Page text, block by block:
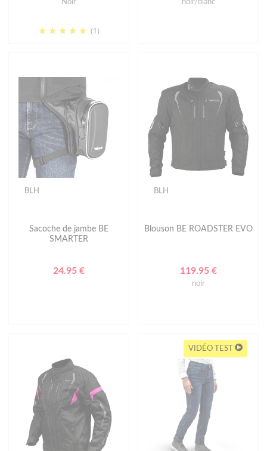
Noir
(1)
noir/blanc
BLH
Sacoche de jambe BE
SMARTER
24.95 €
BLH
Blouson BE ROADSTER EVO
119.95 €
noir
VIDÉO TEST